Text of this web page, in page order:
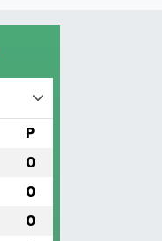
P
0
0
0